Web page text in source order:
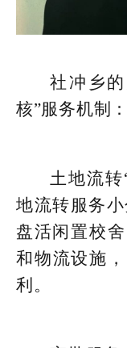
社冲乡
核”服务机制：
土地流
地流转服务
盘活闲置校
和物流设施
利。